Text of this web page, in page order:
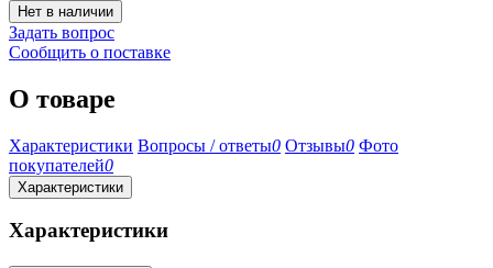
Нет в наличии
Задать вопрос
Сообщить о поставке
О товаре
Характеристики Вопросы / ответы0 Отзывы0 Фото
покупателей0
Характеристики
Характеристики